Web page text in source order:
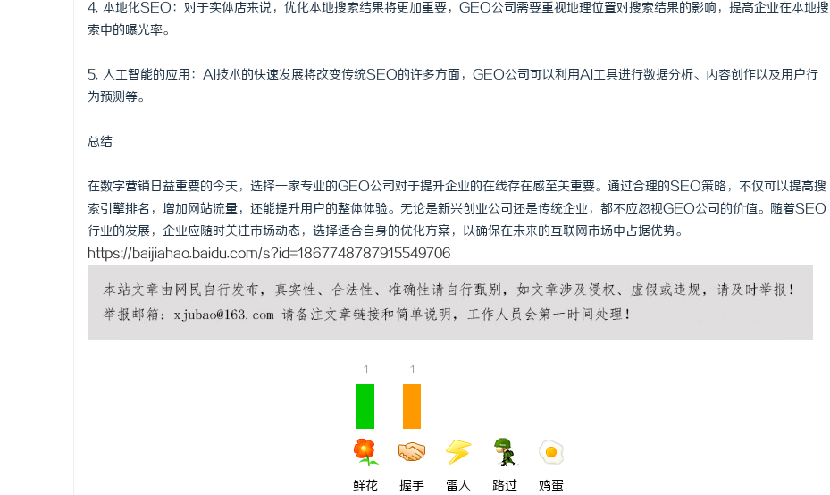
4. 本地化SEO：对于实体店来说，优化本地搜索结果将更加重要，GEO公司需要重视地理位置对搜索结果的影响，提高企业在本地搜
索中的曝光率。
5. 人工智能的应用：AI技术的快速发展将改变传统SEO的许多方面，GEO公司可以利用AI工具进行数据分析、内容创作以及用户行
为预测等。
总结
在数字营销日益重要的今天，选择一家专业的GEO公司对于提升企业的在线存在感至关重要。通过合理的SEO策略，不仅可以提高搜
索引擎排名，增加网站流量，还能提升用户的整体体验。无论是新兴创业公司还是传统企业，都不应忽视GEO公司的价值。随着SEO
行业的发展，企业应随时关注市场动态，选择适合自身的优化方案，以确保在未来的互联网市场中占据优势。
https://baijiahao.baidu.com/s?id=1867748787915549706
1
鲜花
1
握手 雷人 路过 鸡蛋